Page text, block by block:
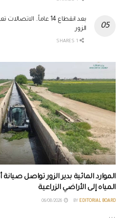
بعد انقطاع 14 عاماً..
الزور
الموارد المائية بدير الزور تواصل
المياه إلى الأراضي الزراعية
BY EDITORIAL BOARD
...